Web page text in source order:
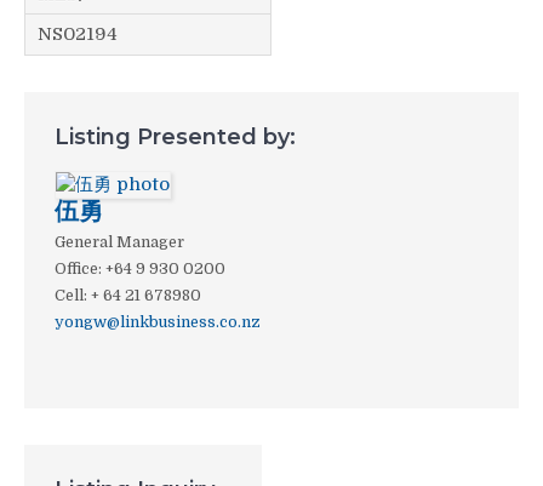
NS02194
Listing Presented by:
伍勇
General Manager
Office: +64 9 930 0200
Cell : + 64 21 678980
yongw@linkbusiness.co.nz